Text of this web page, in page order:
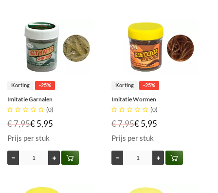
Korting -25%
Imitatie Garnalen
     (0)
€ 7,95€ 5,95
Prijs per stuk
Korting -25%
Imitatie Wormen
     (0)
€ 7,95€ 5,95
Prijs per stuk